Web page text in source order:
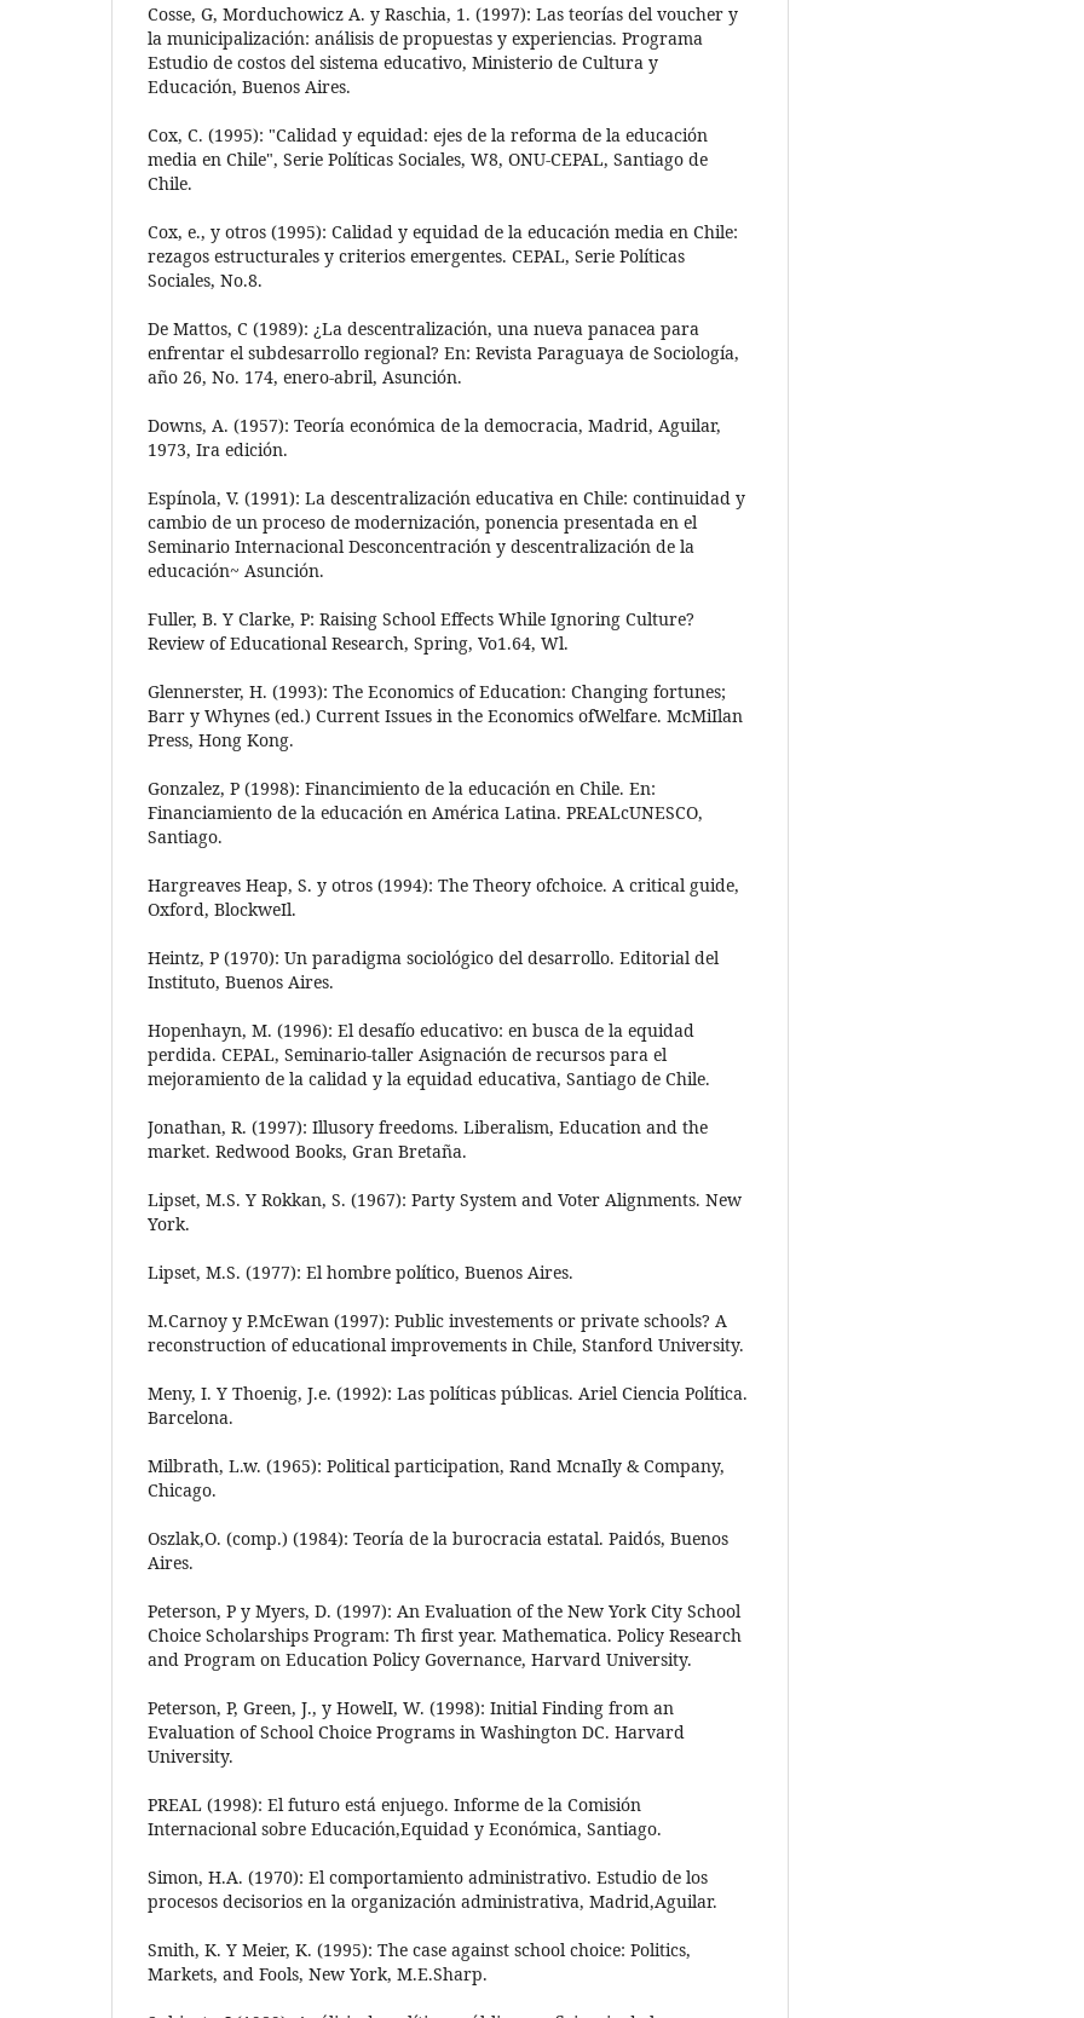
Cosse, G, Morduchowicz A. y Raschia, 1. (1997): Las teorías del voucher y
la municipalización: análisis de propuestas y experiencias. Programa
Estudio de costos del sistema educativo, Ministerio de Cultura y
Educación, Buenos Aires.
Cox, C. (1995): "Calidad y equidad: ejes de la reforma de la educación
media en Chile", Serie Políticas Sociales, W8, ONU-CEPAL, Santiago de
Chile.
Cox, e., y otros (1995): Calidad y equidad de la educación media en Chile:
rezagos estructurales y criterios emergentes. CEPAL, Serie Políticas
Sociales, No.8.
De Mattos, C (1989): ¿La descentralización, una nueva panacea para
enfrentar el subdesarrollo regional? En: Revista Paraguaya de Sociología,
año 26, No. 174, enero-abril, Asunción.
Downs, A. (1957): Teoría económica de la democracia, Madrid, Aguilar,
1973, Ira edición.
Espínola, V. (1991): La descentralización educativa en Chile: continuidad y
cambio de un proceso de modernización, ponencia presentada en el
Seminario Internacional Desconcentración y descentralización de la
educación~ Asunción.
Fuller, B. Y Clarke, P: Raising School Effects While Ignoring Culture?
Review of Educational Research, Spring, Vo1.64, Wl.
Glennerster, H. (1993): The Economics of Education: Changing fortunes;
Barr y Whynes (ed.) Current Issues in the Economics ofWelfare. McMiIlan
Press, Hong Kong.
Gonzalez, P (1998): Financimiento de la educación en Chile. En:
Financiamiento de la educación en América Latina. PREALcUNESCO,
Santiago.
Hargreaves Heap, S. y otros (1994): The Theory ofchoice. A critical guide,
Oxford, BlockweIl.
Heintz, P (1970): Un paradigma sociológico del desarrollo. Editorial del
Instituto, Buenos Aires.
Hopenhayn, M. (1996): El desafío educativo: en busca de la equidad
perdida. CEPAL, Seminario-taller Asignación de recursos para el
mejoramiento de la calidad y la equidad educativa, Santiago de Chile.
Jonathan, R. (1997): Illusory freedoms. Liberalism, Education and the
market. Redwood Books, Gran Bretaña.
Lipset, M.S. Y Rokkan, S. (1967): Party System and Voter Alignments. New
York.
Lipset, M.S. (1977): El hombre político, Buenos Aires.
M.Carnoy y P.McEwan (1997): Public investements or private schools? A
reconstruction of educational improvements in Chile, Stanford University.
Meny, I. Y Thoenig, J.e. (1992): Las políticas públicas. Ariel Ciencia Política.
Barcelona.
Milbrath, L.w. (1965): Political participation, Rand McnaIly & Company,
Chicago.
Oszlak,O. (comp.) (1984): Teoría de la burocracia estatal. Paidós, Buenos
Aires.
Peterson, P y Myers, D. (1997): An Evaluation of the New York City School
Choice Scholarships Program: Th first year. Mathematica. Policy Research
and Program on Education Policy Governance, Harvard University.
Peterson, P, Green, J., y HowelI, W. (1998): Initial Finding from an
Evaluation of School Choice Programs in Washington DC. Harvard
University.
PREAL (1998): El futuro está enjuego. Informe de la Comisión
Internacional sobre Educación,Equidad y Económica, Santiago.
Simon, H.A. (1970): El comportamiento administrativo. Estudio de los
procesos decisorios en la organización administrativa, Madrid,Aguilar.
Smith, K. Y Meier, K. (1995): The case against school choice: Politics,
Markets, and Fools, New York, M.E.Sharp.